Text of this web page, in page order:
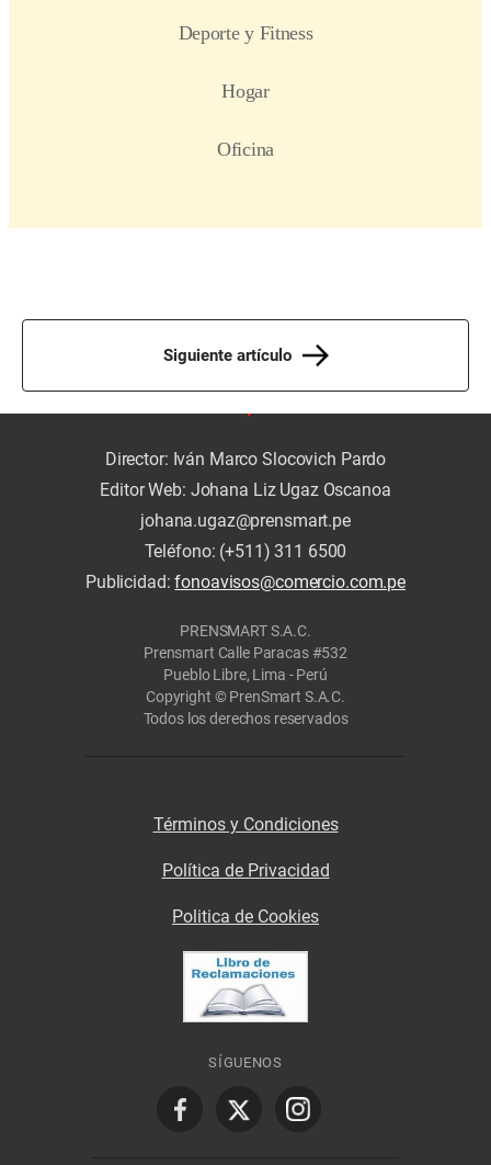
Siguiente artículo
Director: Iván Marco Slocovich Pardo
Editor Web: Johana Liz Ugaz Oscanoa
johana.ugaz@prensmart.pe
Teléfono: (+511) 311 6500
Publicidad:fonoavisos@comercio.com.pe
PRENSMART S.A.C.
Prensmart Calle Paracas #532
Pueblo Libre, Lima - Perú
Copyright © PrenSmart S.A.C.
Todos los derechos reservados
Términos y Condiciones
Política de Privacidad
Politica de Cookies
SÍGUENOS